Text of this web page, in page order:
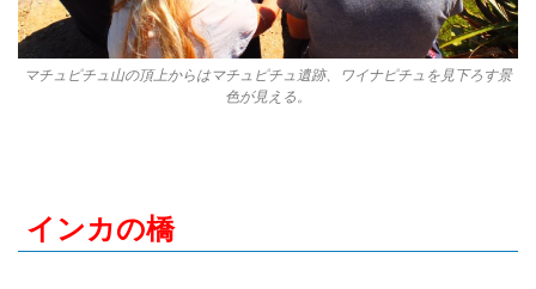
マチュピチュ山の頂上からはマチュピチュ遺跡、ワイナピチュを見下ろす景
色が見える。
インカの橋